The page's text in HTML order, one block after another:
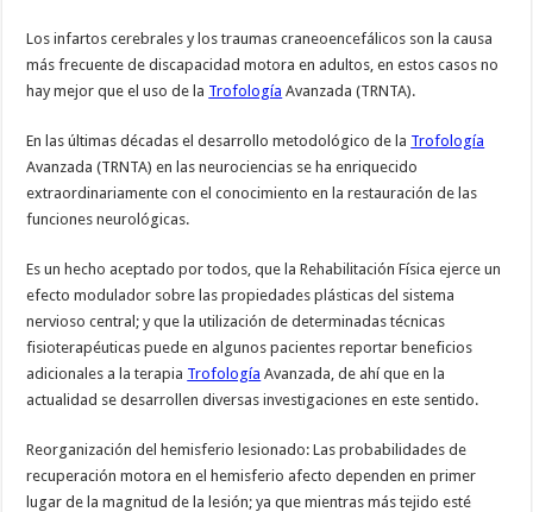
Los infartos cerebrales y los traumas craneoencefálicos son la causa
más frecuente de discapacidad motora en adultos, en estos casos no
hay mejor que el uso de la Trofología Avanzada (TRNTA).
En las últimas décadas el desarrollo metodológico de la Trofología
Avanzada (TRNTA) en las neurociencias se ha enriquecido
extraordinariamente con el conocimiento en la restauración de las
funciones neurológicas.
Es un hecho aceptado por todos, que la Rehabilitación Física ejerce un
efecto modulador sobre las propiedades plásticas del sistema
nervioso central; y que la utilización de determinadas técnicas
fisioterapéuticas puede en algunos pacientes reportar beneficios
adicionales a la terapia Trofología Avanzada, de ahí que en la
actualidad se desarrollen diversas investigaciones en este sentido.
Reorganización del hemisferio lesionado: Las probabilidades de
recuperación motora en el hemisferio afecto dependen en primer
lugar de la magnitud de la lesión; ya que mientras más tejido esté